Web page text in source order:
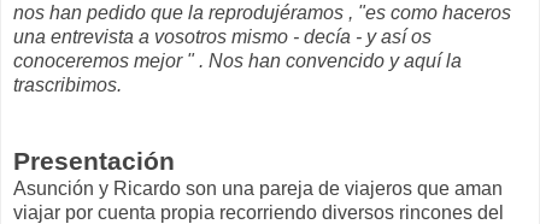
nos han pedido que la reprodujéramos , "es como haceros
una entrevista a vosotros mismo - decía - y así os
conoceremos mejor " . Nos han convencido y aquí la
trascribimos.
Presentación
Asunción y Ricardo son una pareja de viajeros que aman
viajar por cuenta propia recorriendo diversos rincones del